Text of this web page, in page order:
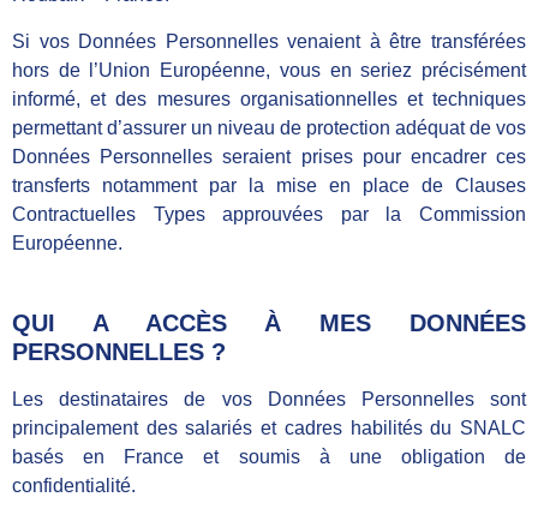
Si vos Données Personnelles venaient à être transférées
hors de l’Union Européenne, vous en seriez précisément
informé, et des mesures organisationnelles et techniques
permettant d’assurer un niveau de protection adéquat de vos
Données Personnelles seraient prises pour encadrer ces
transferts notamment par la mise en place de Clauses
Contractuelles Types approuvées par la Commission
Européenne.
QUI A ACCÈS À MES DONNÉES
PERSONNELLES ?
Les destinataires de vos Données Personnelles sont
principalement des salariés et cadres habilités du SNALC
basés en France et soumis à une obligation de
confidentialité.